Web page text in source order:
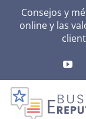
Consejos y
online y las